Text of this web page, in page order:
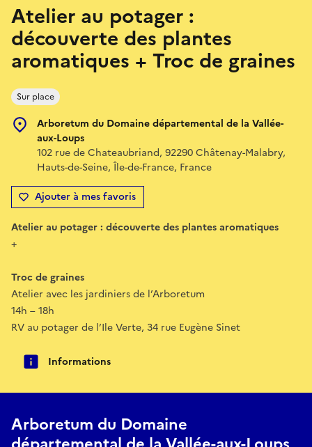
Atelier au potager :
découverte des plantes
aromatiques + Troc de graines
Sur place
Arboretum du Domaine départemental de la Vallée-
aux-Loups
102 rue de Chateaubriand, 92290 Châtenay-Malabry,
Hauts-de-Seine, Île-de-France, France
Ajouter à mes favoris
Atelier au potager : découverte des plantes aromatiques
+
Troc de graines
Atelier avec les jardiniers de l’Arboretum
14h – 18h
RV au potager de l’Ile Verte, 34 rue Eugène Sinet
Informations
Arboretum du Domaine